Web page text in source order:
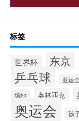
标签
世界杯 东京
乒乓球 亚运
场地 奥林匹克
奥运会 孩